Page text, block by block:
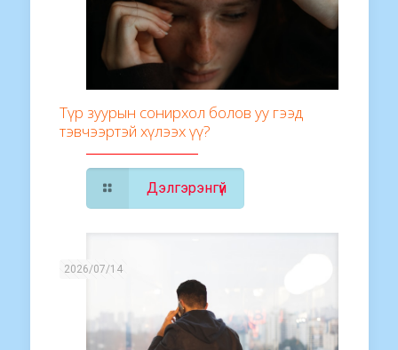
Түр зуурын сонирхол болов уу гээд
тэвчээртэй хүлээх үү?
Дэлгэрэнгүй
2026/07/14